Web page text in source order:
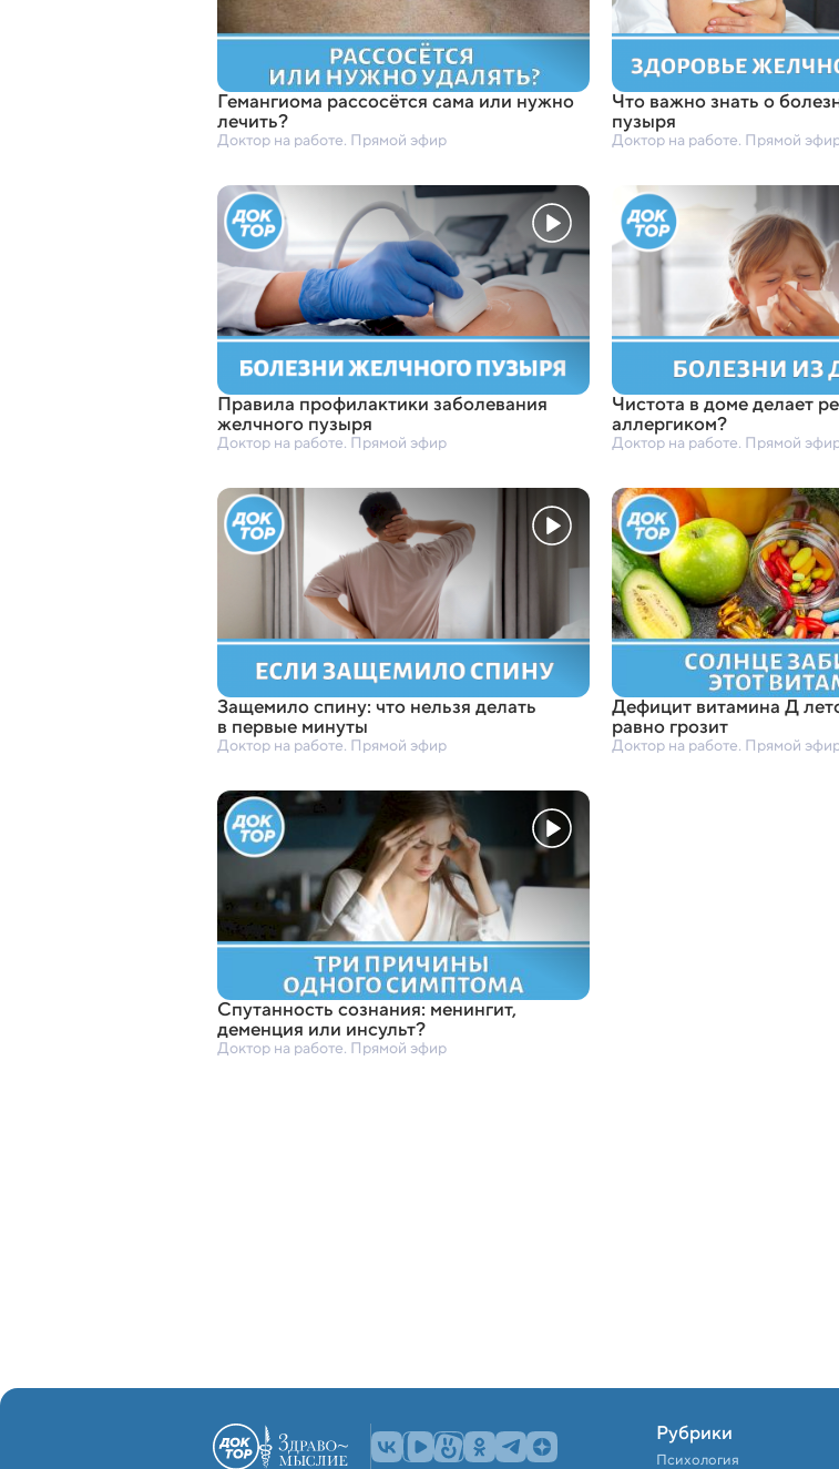
Гемангиома рассосётся сама или нужно
лечить?
Доктор на работе. Прямой эфир
Что важно знать о
пузыря
Доктор на работе. Прямой
Правила профилактики заболевания
желчного пузыря
Доктор на работе. Прямой эфир
Чистота в доме делает
аллергиком?
Доктор на работе. Прямой
Защемило спину: что нельзя делать
в первые минуты
Доктор на работе. Прямой эфир
Дефицит витамина Д
равно грозит
Доктор на работе. Прямой
Спутанность сознания: менингит,
деменция или инсульт?
Доктор на работе. Прямой эфир
Рубрики
Психология